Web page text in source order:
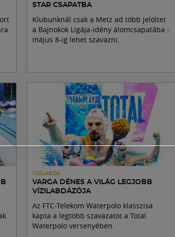
STAR CSAPATBA
Klubunknál csak a Metz ad több jelöltet
a Bajnokok Ligája-idény álomcsapatába -
május 8-ig lehet szavazni.
VÍZILABDA
VARGA DÉNES A VILÁG LEGJOBB
VÍZILABDÁZÓJA
Az FTC-Telekom Waterpolo klasszisa
kapta a legtöbb szavazatot a Total
Waterpolo versenyében.